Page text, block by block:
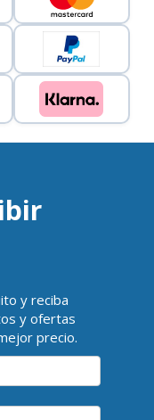
y reciba
y ofertas
precio.